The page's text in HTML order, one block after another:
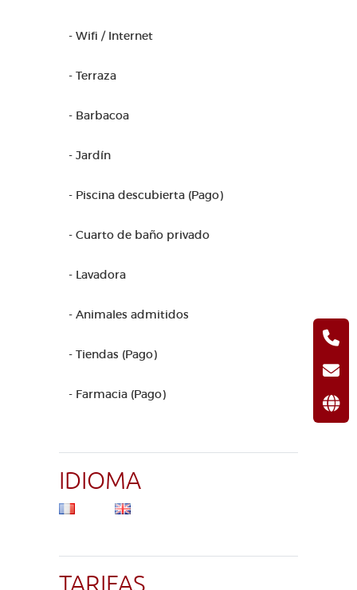
- Wifi / Internet
- Terraza
- Barbacoa
- Jardín
- Piscina descubierta (Pago)
- Cuarto de baño privado
- Lavadora
- Animales admitidos
- Tiendas (Pago)
- Farmacia (Pago)
IDIOMA